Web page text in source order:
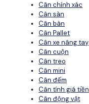
Cân chính xác
Cân sàn
Cân bàn
Cân Pallet
Cân xe nâng tay
Cân cuộn
Cân treo
Cân mini
Cân đếm
Cân tính giá tiền
Cân động vật